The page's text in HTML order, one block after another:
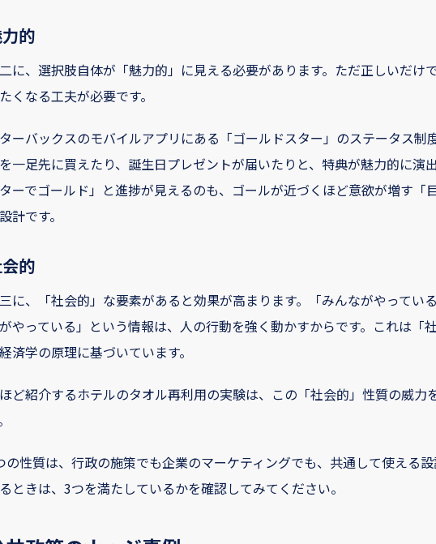
的
に、選択肢自体が「魅力的」に見える必要があります。ただ正しいだけ
くなる工夫が必要です。
ーバックスのモバイルアプリにある「ゴールドスター」のステータス制
一足先に買えたり、誕生日プレゼントが届いたりと、特典が魅力的に演
ーでゴールド」と進捗が見えるのも、ゴールが近づくほど意欲が増す「
計です。
的
に、「社会的」な要素があると効果が高まります。「みんながやってい
やっている」という情報は、人の行動を強く動かすからです。これは「
済学の原理に基づいています。
ど紹介するホテルのタオル再利用の実験は、この「社会的」性質の威力
の性質は、行政の施策でも企業のマーケティングでも、共通して使える
ときは、3つを満たしているかを確認してみてください。